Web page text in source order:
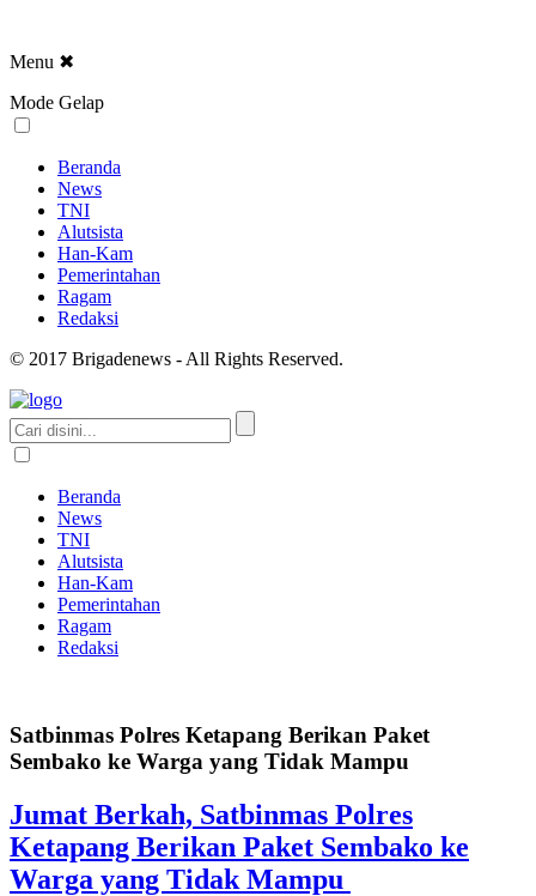
Menu ✖
Mode Gelap
Beranda
News
TNI
Alutsista
Han-Kam
Pemerintahan
Ragam
Redaksi
© 2017 Brigadenews - All Rights Reserved.
Beranda
News
TNI
Alutsista
Han-Kam
Pemerintahan
Ragam
Redaksi
Satbinmas Polres Ketapang Berikan Paket
Sembako ke Warga yang Tidak Mampu
Jumat Berkah, Satbinmas Polres
Ketapang Berikan Paket Sembako ke
Warga yang Tidak Mampu